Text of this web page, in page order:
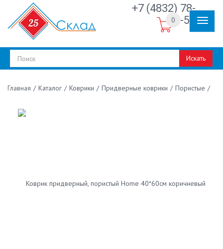
+7 (4832) 78-
30-50
Искать
0
Главная / Каталог / Коврики / Придверные коврики / Пористые /